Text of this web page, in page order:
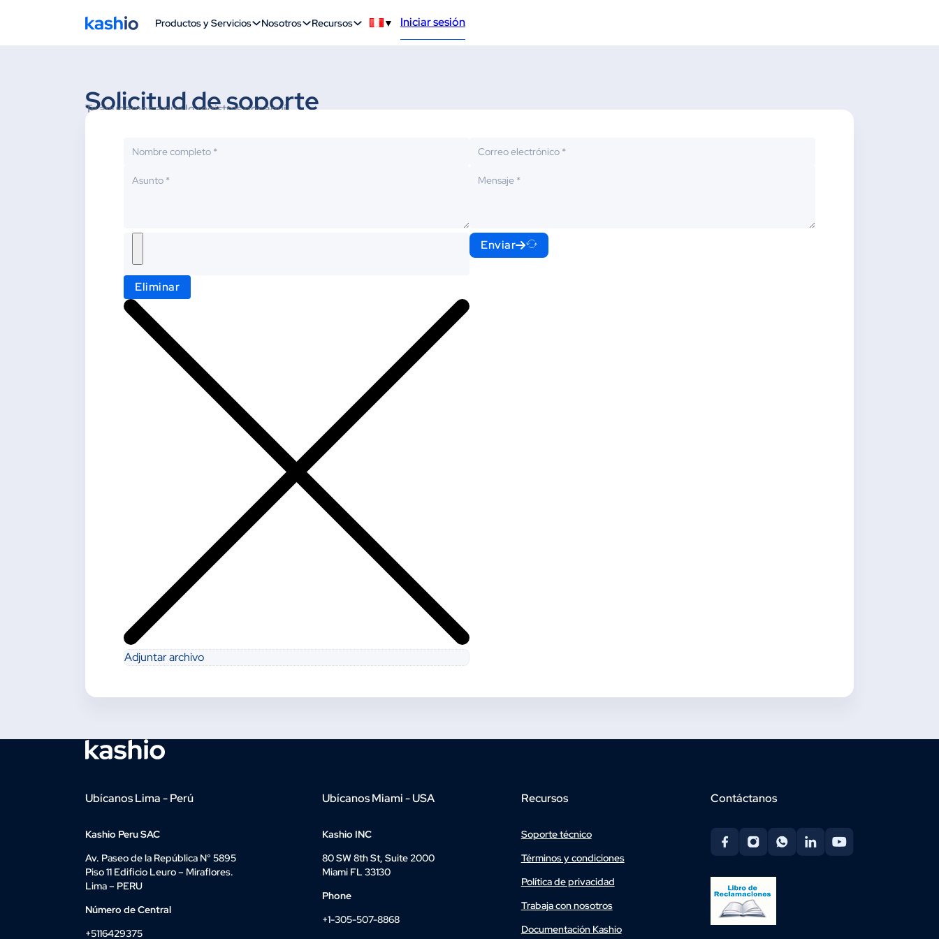
Productos y Servicios Nosotros Recursos ▼ Iniciar sesión
Solicitud de soporte
Te ayudamos a que lo registres por aquí
Eliminar
Adjuntar archivo
Enviar
Ubícanos Lima - Perú
Kashio Peru SAC
Av. Paseo de la República N° 5895
Piso 11 Edificio Leuro – Miraflores.
Lima – PERU
Número de Central
+5116429375
Ubícanos Miami - USA
Kashio INC
80 SW 8th St, Suite 2000
Miami FL 33130
Phone
+1-305-507-8868
Recursos
Soporte técnico
Términos y condiciones
Política de privacidad
Trabaja con nosotros
Documentación Kashio
Contáctanos